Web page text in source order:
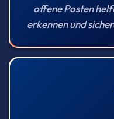
offene Posten
erkennen und